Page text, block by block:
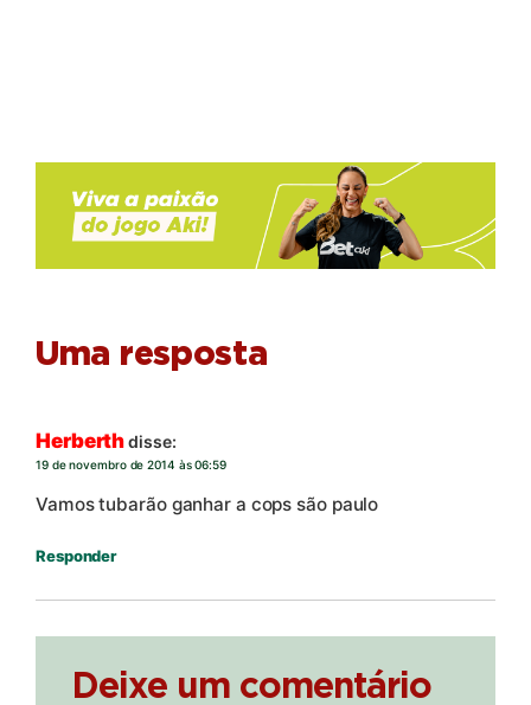
Uma resposta
Herberthdisse:
19 de novembro de 2014 às 06:59
Vamos tubarão ganhar a cops são paulo
Responder
Deixe um comentário